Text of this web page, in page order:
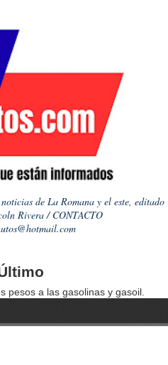
de La Romana y el este, editado
Rivera / CONTACTO
pesos a las gasolinas y gasoil.